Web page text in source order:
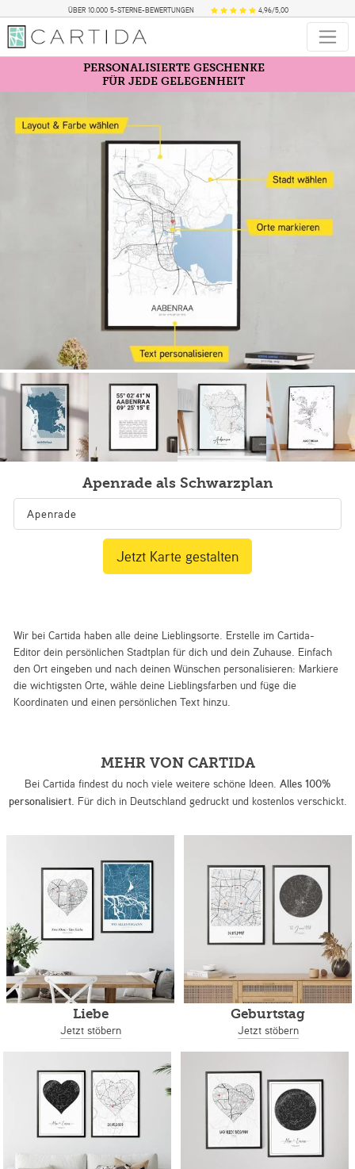
ÜBER 10.000 5-STERNE-BEWERTUNGEN 4,96/5,00
PERSONALISIERTE GESCHENKE
FÜR JEDE GELEGENHEIT
Apenrade als Schwarzplan
Wir bei Cartida haben alle deine Lieblingsorte. Erstelle im Cartida-
Editor dein persönlichen Stadtplan für dich und dein Zuhause. Einfach
den Ort eingeben und nach deinen Wünschen personalisieren: Markiere
die wichtigsten Orte, wähle deine Lieblingsfarben und füge die
Koordinaten und einen persönlichen Text hinzu.
Jetzt Karte gestalten
MEHR VON CARTIDA
Bei Cartida findest du noch viele weitere schöne Ideen. Alles 100%
personalisiert. Für dich in Deutschland gedruckt und kostenlos verschickt.
Liebe
Jetzt stöbern
Geburtstag
Jetzt stöbern